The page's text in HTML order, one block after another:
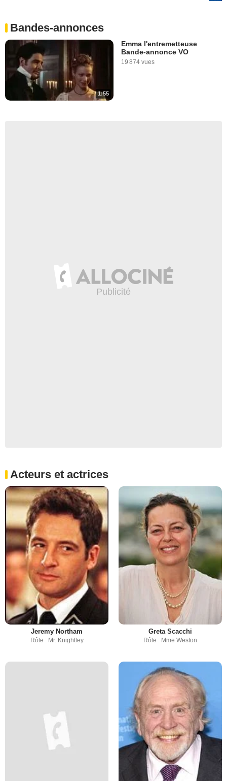
Bandes-annonces
1:55
Emma l'entremetteuse
Bande-annonce VO
19 874 vues
Acteurs et actrices
Jeremy Northam
Rôle : Mr. Knightley
Greta Scacchi
Rôle : Mme Weston